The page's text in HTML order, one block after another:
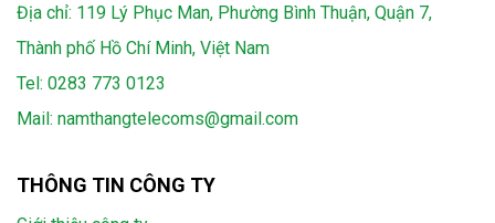
Địa chỉ: 119 Lý Phục Man, Phường Bình Thuận, Quận 7,
Thành phố Hồ Chí Minh, Việt Nam
Tel: 0283 773 0123
Mail: namthangtelecoms@gmail.com
THÔNG TIN CÔNG TY